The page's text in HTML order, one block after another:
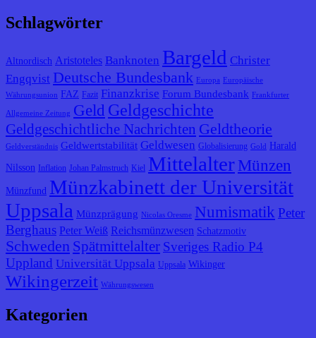
Schlagwörter
Altnordisch Aristoteles Banknoten Bargeld Christer
Engqvist Deutsche Bundesbank Europa
Europäische
Währungsunion
FAZ Fazit Finanzkrise Forum Bundesbank Frankfurter
Allgemeine Zeitung Geld Geldgeschichte
Geldgeschichtliche Nachrichten Geldtheorie
Geldverständnis Geldwertstabilität Geldwesen Globalisierung Gold Harald
Nilsson Inflation Johan Palmstruch Kiel Mittelalter Münzen
Münzfund Münzkabinett der Universität
Uppsala Münzprägung Nicolas Oresme Numismatik Peter
Berghaus Peter Weiß Reichsmünzwesen Schatzmotiv
Schweden Spätmittelalter Sveriges Radio P4
Uppland Universität Uppsala Uppsala Wikinger
Wikingerzeit Währungswesen
Kategorien